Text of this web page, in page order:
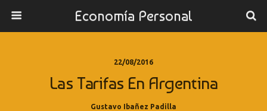
Economía Personal
22/08/2016
Las Tarifas En Argentina
Gustavo Ibañez Padilla